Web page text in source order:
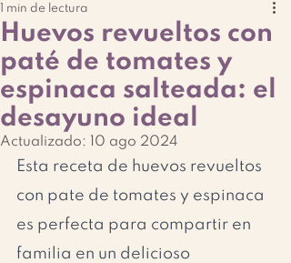
Huevos revueltos con
paté de tomates y
espinaca salteada: el
desayuno ideal
1 min de lectura
Actualizado: 10 ago 2024
Esta receta de huevos revueltos
con pate de tomates y espinaca
es perfecta para compartir en
familia en un delicioso